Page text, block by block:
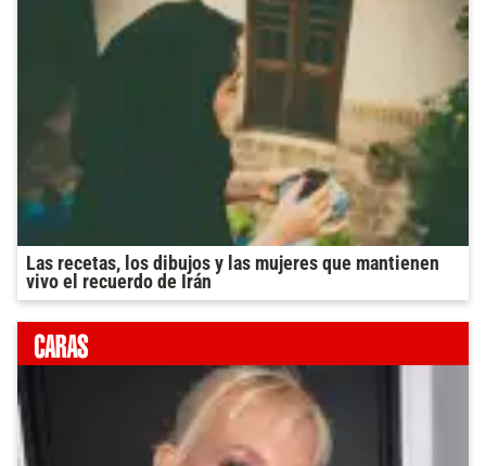
Las recetas, los dibujos y las mujeres que mantienen
vivo el recuerdo de Irán